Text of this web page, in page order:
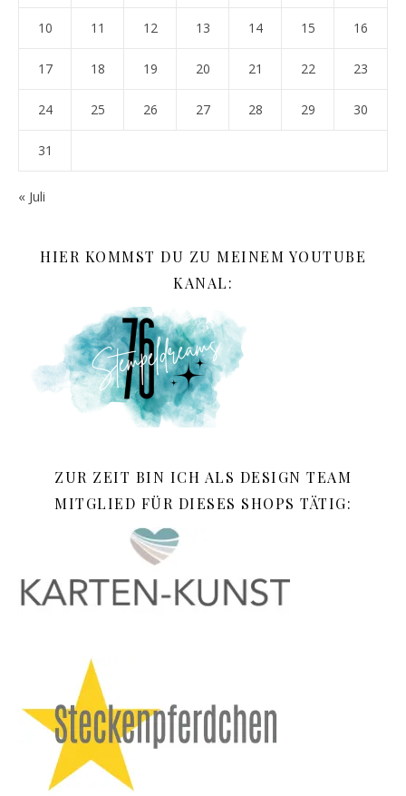
10 11 12 13 14 15 16
17 18 19 20 21 22 23
24 25 26 27 28 29 30
31
« Juli
HIER KOMMST DU ZU MEINEM YOUTUBE
KANAL:
ZUR ZEIT BIN ICH ALS DESIGN TEAM
MITGLIED FÜR DIESES SHOPS TÄTIG: